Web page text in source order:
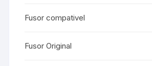
Fusor compativel
Fusor Original